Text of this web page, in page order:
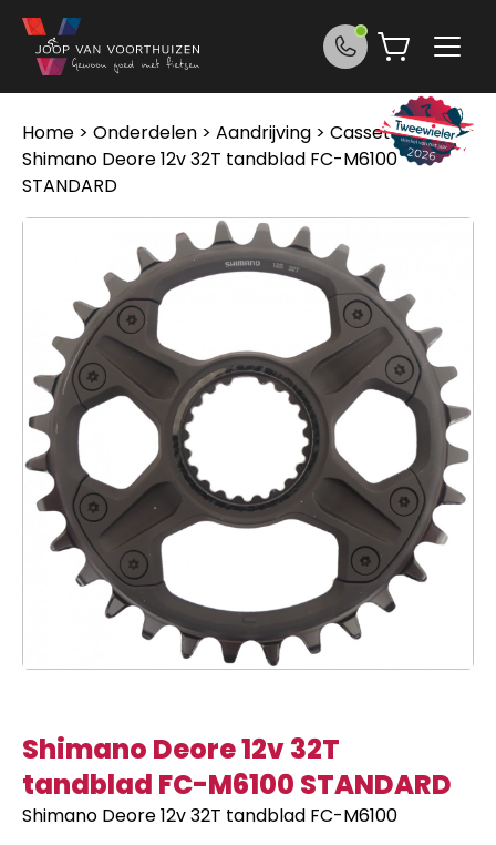
Ga naar de inhoud
Home > Onderdelen > Aandrijving > Cassettes>
Shimano Deore 12v 32T tandblad FC-M6100
STANDARD
Shimano Deore 12v 32T
tandblad FC-M6100 STANDARD
Shimano Deore 12v 32T tandblad FC-M6100